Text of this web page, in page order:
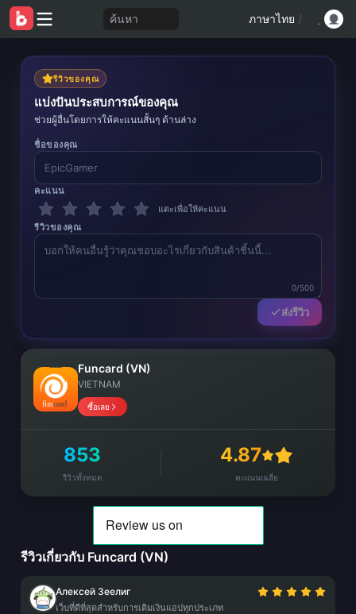
ค้นหา ภาษาไทย /
รีวิวของคุณ
แบ่งปันประสบการณ์ของคุณ
ช่วยผู้อื่นโดยการให้คะแนนสั้นๆ ด้านล่าง
ชื่อของคุณ
คะแนน
แตะเพื่อให้คะแนน
รีวิวของคุณ
0/500
ส่งรีวิว
Funcard (VN)
VIETNAM
ซื้อเลย
853
รีวิวทั้งหมด
4.87
คะแนนเฉลี่ย
รีวิวเกี่ยวกับ Funcard (VN)
Алексей Зеелиг
เว็บที่ดีที่สุดสำหรับการเติมเงินแอปทุกประเภท